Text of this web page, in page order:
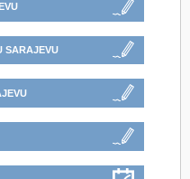
SARAJEVU